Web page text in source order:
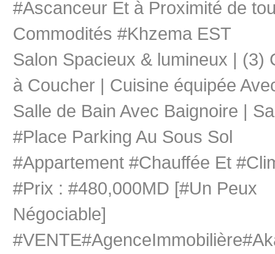
#Ascanceur Et à Proximité de
Commodités #Khzema EST
Salon Spacieux & lumineux | (3)
à Coucher | Cuisine équipée
Salle de Bain Avec Baignoire |
#Place Parking Au Sous Sol
#Appartement #Chauffée Et
#Prix : #480,000MD [#Un Peux
Négociable]